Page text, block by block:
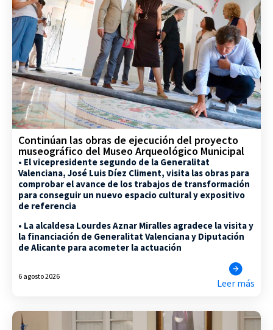
Continúan las obras de ejecución del proyecto
museográfico del Museo Arqueológico Municipal
• El vicepresidente segundo de la Generalitat
Valenciana, José Luis Díez Climent, visita las obras para
comprobar el avance de los trabajos de transformación
para conseguir un nuevo espacio cultural y expositivo
de referencia
• La alcaldesa Lourdes Aznar Miralles agradece la visita y
la financiación de Generalitat Valenciana y Diputación
de Alicante para acometer la actuación
6 agosto 2026
Leer más